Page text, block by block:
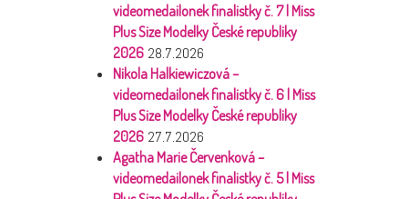
videomedailonek finalistky č. 7 | Miss
Plus Size Modelky České republiky
2026 28.7.2026
Nikola Halkiewiczová –
videomedailonek finalistky č. 6 | Miss
Plus Size Modelky České republiky
2026 27.7.2026
Agatha Marie Červenková –
videomedailonek finalistky č. 5 | Miss